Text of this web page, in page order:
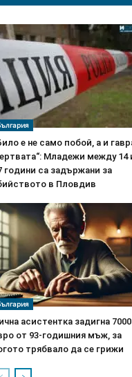
е не само побой, а и
Младежи между 14
години са задържани за
в Пловдив
асистентка задигна 7000
от 93-годишния мъж, за
трябвало да се грижи